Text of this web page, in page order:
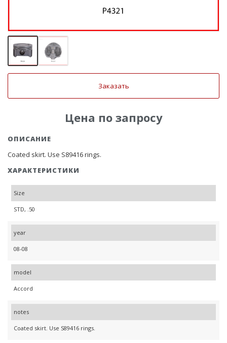
Заказать
Цена по запросу
ОПИСАНИЕ
Coated skirt. Use S89416 rings.
ХАРАКТЕРИСТИКИ
Size
STD, .50
year
08-08
model
Accord
notes
Coated skirt. Use S89416 rings.